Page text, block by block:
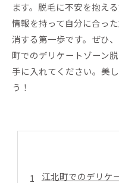
ます。脱毛に不安を抱え
情報を持って自分に合っ
消する第一歩です。ぜひ
町でのデリケートゾーン
手に入れてください。美
う！
江北町でのデリケ